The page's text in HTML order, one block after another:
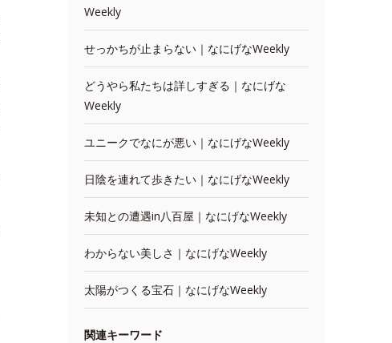
Weekly
せっかちが止まらない｜なにげなWeekly
どうやら私たちは詳しすぎる｜なにげな
Weekly
ユニークでなにが悪い｜なにげなWeekly
日陰を連れて歩きたい｜なにげなWeekly
未知との遭遇in八百屋｜なにげなWeekly
わからない美しさ｜なにげなWeekly
太陽がつくる宝石｜なにげなWeekly
関連キーワード